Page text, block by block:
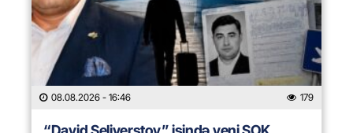
08.08.2026 - 16:46 179